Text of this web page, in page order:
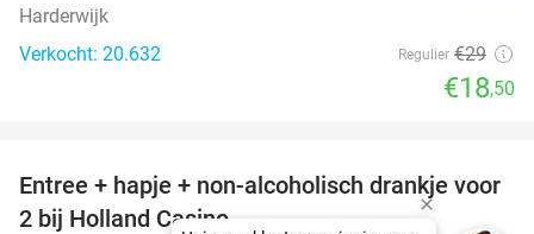
Harderwijk
Verkocht: 20.632
Regulier €29
€18,50
52%
Entree + hapje + non-alcoholisch drankje voor
2 bij Holland Casino